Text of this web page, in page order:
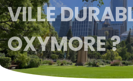
VILLE
OXYMORE ?